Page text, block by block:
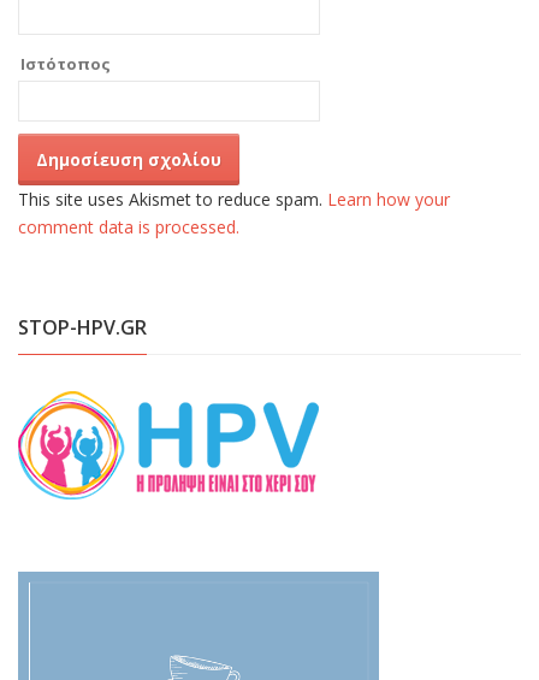
Ιστότοπος
This site uses Akismet to reduce spam. Learn how your
comment data is processed.
STOP-HPV.GR